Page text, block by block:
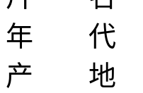
年 代
产 地